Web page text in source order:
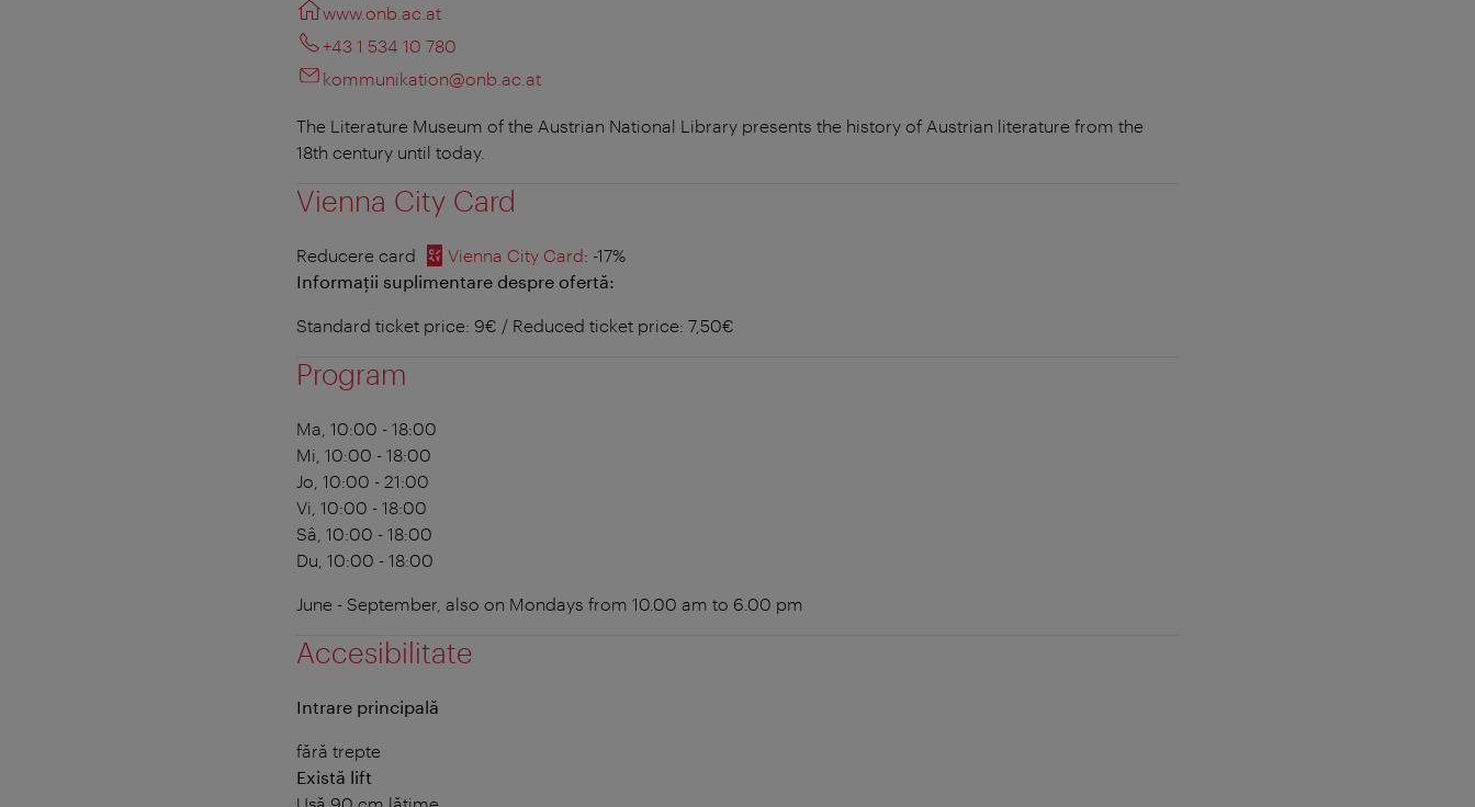
www.onb.ac.at
+43 1 534 10 780
kommunikation@onb.ac.at
The Literature Museum of the Austrian National Library presents the history of Austrian literature from the
18th century until today.
Vienna City Card
Reducere card Vienna City Card: -17%
Informații suplimentare despre ofertă:
Standard ticket price: 9€ / Reduced ticket price: 7,50€
Program
Ma, 10:00 - 18:00
Mi, 10:00 - 18:00
Jo, 10:00 - 21:00
Vi, 10:00 - 18:00
Sâ, 10:00 - 18:00
Du, 10:00 - 18:00
June - September, also on Mondays from 10.00 am to 6.00 pm
Accesibilitate
Intrare principală
fără trepte
Există lift